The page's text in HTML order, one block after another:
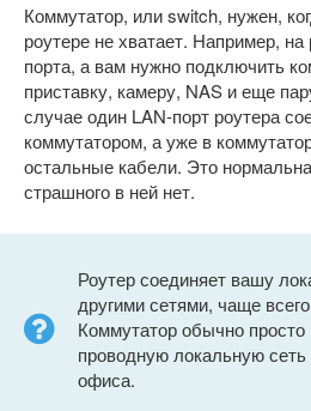
Коммутатор, или switch, нужен,
роутере не хватает. Например, на
порта, а вам нужно подключить
приставку, камеру, NAS и еще
случае один LAN-порт роутера
коммутатором, а уже в
остальные кабели. Это
страшного в ней нет.
Роутер соединяет вашу
другими сетями, чаще
Коммутатор обычно
проводную локальную
офиса.